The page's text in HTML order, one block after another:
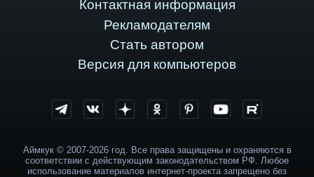
Контактная информация
Рекламодателям
Стать автором
Версия для компьютеров
Аймкук © 2007-2026 год. Все права защищены и охраняются в
соответствии с действующим законодательством РФ. Любое
использование материалов интернет-проекта запрещено без